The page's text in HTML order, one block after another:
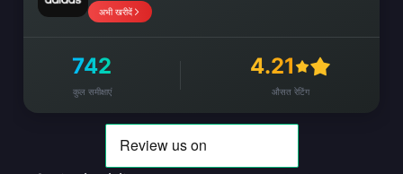
अभी खरीदें
742
कुल समीक्षाएं
4.21
औसत रेटिंग